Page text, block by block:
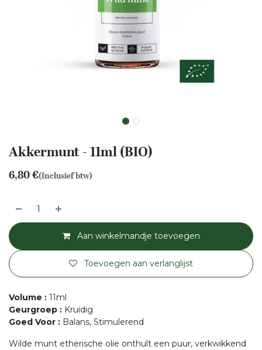
Akkermunt - 11ml (BIO)
6,80€(Inclusief btw)
Aan winkelmandje toevoegen
Toevoegen aan verlanglijst
Volume : 11ml
Geurgroep : Kruidig
Goed Voor : Balans, Stimulerend
Wilde munt etherische olie onthult een puur, verkwikkend